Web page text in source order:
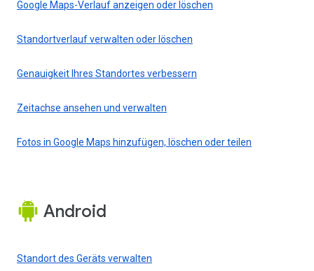
Google Maps-Verlauf anzeigen oder löschen
Standortverlauf verwalten oder löschen
Genauigkeit Ihres Standortes verbessern
Zeitachse ansehen und verwalten
Fotos in Google Maps hinzufügen, löschen oder teilen
Android
Standort des Geräts verwalten